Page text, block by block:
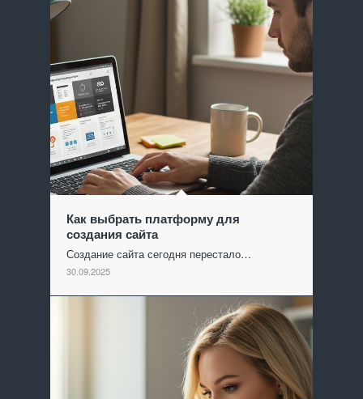
Как выбрать платформу для
создания сайта
Создание сайта сегодня перестало…
30.09.2025